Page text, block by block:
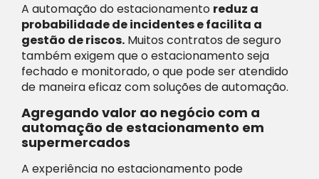
A automação do estacionamento reduz a
probabilidade de incidentes e facilita a
gestão de riscos. Muitos contratos de seguro
também exigem que o estacionamento seja
fechado e monitorado, o que pode ser atendido
de maneira eficaz com soluções de automação.
Agregando valor ao negócio com a
automação de estacionamento em
supermercados
A experiência no estacionamento pode